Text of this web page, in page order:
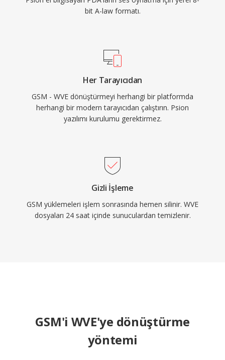
bit A-law formatı.
Her Tarayıcıdan
GSM - WVE dönüştürmeyi herhangi bir platformda
herhangi bir modern tarayıcıdan çalıştırın. Psion
yazılımı kurulumu gerektirmez.
Gizli İşleme
GSM yüklemeleri işlem sonrasında hemen silinir. WVE
dosyaları 24 saat içinde sunuculardan temizlenir.
GSM'i WVE'ye dönüştürme
yöntemi